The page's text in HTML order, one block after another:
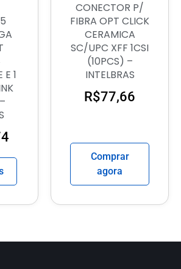
E 1
CONECTOR P/
FIBRA OPT CLICK
CERAMICA
SC/UPC XFF 1CSI
(10PCS) –
INTELBRAS
R$77,66
Comprar
agora